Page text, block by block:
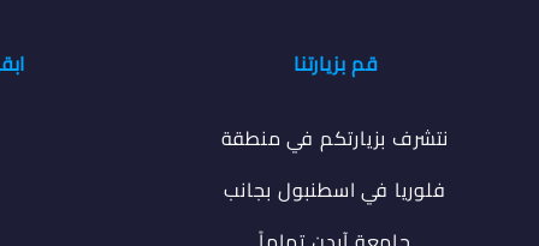
قم بزيارتنا
نتشرف بزيارتكم في منطقة
فلوريا في اسطنبول بجانب